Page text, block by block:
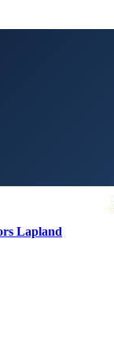
Lapland